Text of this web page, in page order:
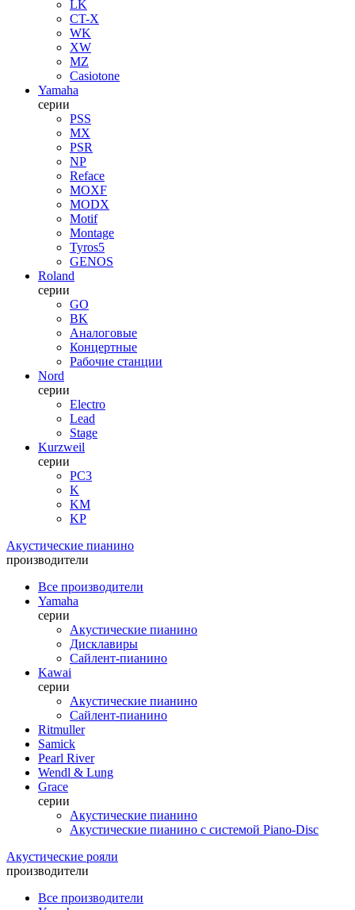
LK
CT-X
WK
XW
MZ
Casiotone
Yamaha
серии
PSS
MX
PSR
NP
Reface
MOXF
MODX
Motif
Montage
Tyros5
GENOS
Roland
серии
GO
BK
Аналоговые
Концертные
Рабочие станции
Nord
серии
Electro
Lead
Stage
Kurzweil
серии
PC3
K
KM
KP
Акустические пианино
производители
Все производители
Yamaha
серии
Акустические пианино
Дисклавиры
Сайлент-пианино
Kawai
серии
Акустические пианино
Сайлент-пианино
Ritmuller
Samick
Pearl River
Wendl & Lung
Grace
серии
Акустические пианино
Акустические пианино с системой Piano-Disc
Акустические рояли
производители
Все производители